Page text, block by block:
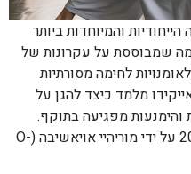
והמיוחדות ביותר
שמבוססת על עקרונות של
לחימה מסורתיות
מלמד כיצד להגן על
והימנעות מפגיעה בתוקף.
אומנות זו, שפותחה ביפן במאה ה-20 על ידי מוריהיי אויאשיבה (O-